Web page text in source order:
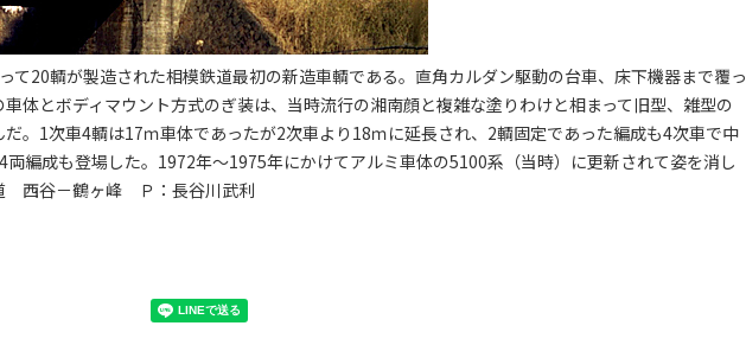
て20輌が製造された相模鉄道最初の新造車輌である。直角カルダン駆動の台車、床下機器まで覆っ
体とボディマウント方式のぎ装は、当時流行の湘南顔と複雑な塗りわけと相まって旧型、雑型の
。1次車4輌は17ｍ車体であったが2次車より18ｍに延長され、2輌固定であった編成も4次車で中
両編成も登場した。1972年～1975年にかけてアルミ車体の5100系（当時）に更新されて姿を消し
西谷－鶴ヶ峰 Ｐ：長谷川武利